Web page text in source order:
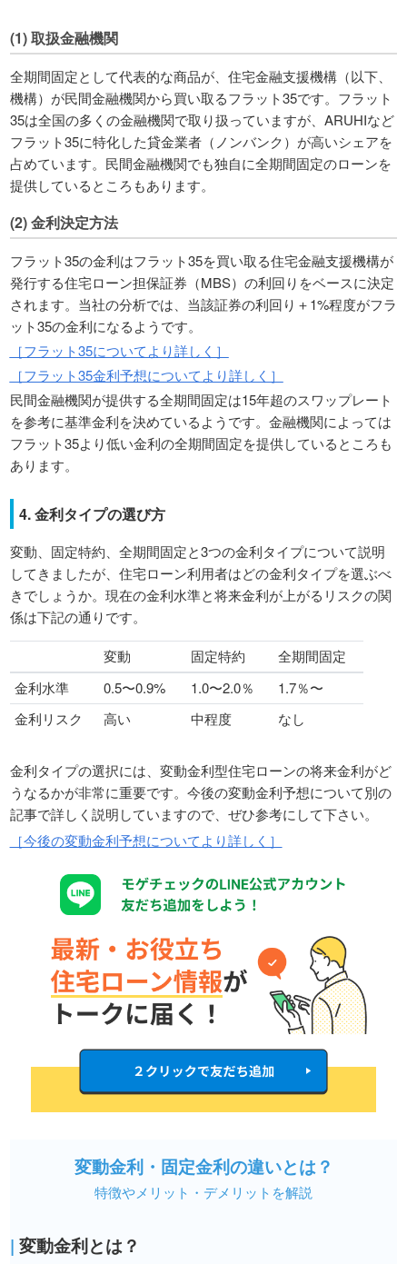
(1) 取扱金融機関
全期間固定として代表的な商品が、住宅金融支援機構（以下、
機構）が民間金融機関から買い取るフラット35です。フラット
35は全国の多くの金融機関で取り扱っていますが、ARUHIなど
フラット35に特化した貸金業者（ノンバンク）が高いシェアを
占めています。民間金融機関でも独自に全期間固定のローンを
提供しているところもあります。
(2) 金利決定方法
フラット35の金利はフラット35を買い取る住宅金融支援機構が
発行する住宅ローン担保証券（MBS）の利回りをベースに決定
されます。当社の分析では、当該証券の利回り＋1%程度がフラ
ット35の金利になるようです。
［フラット35についてより詳しく］
［フラット35金利予想についてより詳しく］
民間金融機関が提供する全期間固定は15年超のスワップレート
を参考に基準金利を決めているようです。金融機関によっては
フラット35より低い金利の全期間固定を提供しているところも
あります。
4. 金利タイプの選び方
変動、固定特約、全期間固定と3つの金利タイプについて説明
してきましたが、住宅ローン利用者はどの金利タイプを選ぶべ
きでしょうか。現在の金利水準と将来金利が上がるリスクの関
係は下記の通りです。
変動 固定特約
全期間固定
金利水準
0.5〜0.9% 1.0〜2.0％
1.7％〜
金利リスク
高い 中程度 なし
金利タイプの選択には、変動金利型住宅ローンの将来金利がど
うなるかが非常に重要です。今後の変動金利予想について別の
記事で詳しく説明していますので、ぜひ参考にして下さい。
［今後の変動金利予想についてより詳しく］
変動金利・固定金利の違いとは？
特徴やメリット・デメリットを解説
| 変動金利とは？